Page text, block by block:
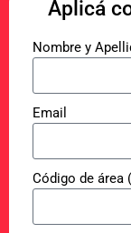
Aplicá
Nombre y
Email
Código de área